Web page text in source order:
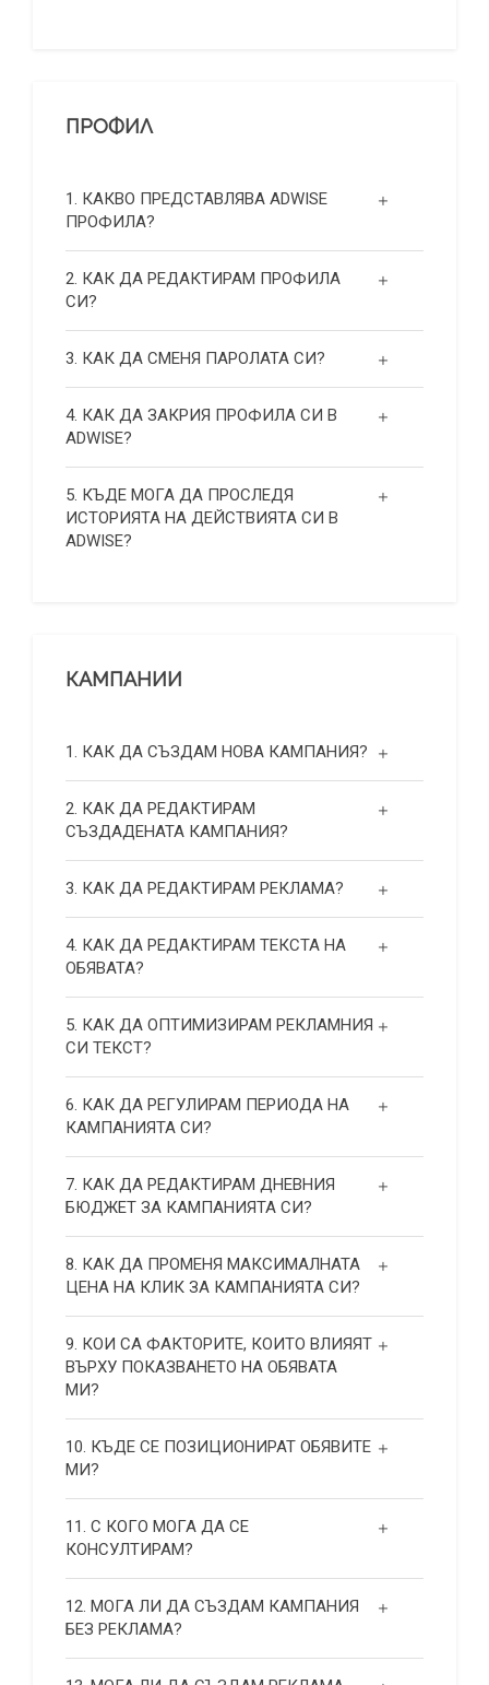
ПРОФИЛ
1. КАКВО ПРЕДСТАВЛЯВА ADWISE
ПРОФИЛА?
2. КАК ДА РЕДАКТИРАМ ПРОФИЛА
СИ?
3. КАК ДА СМЕНЯ ПАРОЛАТА СИ?
4. КАК ДА ЗАКРИЯ ПРОФИЛА СИ В
ADWISE?
5. КЪДЕ МОГА ДА ПРОСЛЕДЯ
ИСТОРИЯТА НА ДЕЙСТВИЯТА СИ В
ADWISE?
КАМПАНИИ
1. КАК ДА СЪЗДАМ НОВА КАМПАНИЯ?
2. КАК ДА РЕДАКТИРАМ
СЪЗДАДЕНАТА КАМПАНИЯ?
3. КАК ДА РЕДАКТИРАМ РЕКЛАМА?
4. КАК ДА РЕДАКТИРАМ ТЕКСТА НА
ОБЯВАТА?
5. КАК ДА ОПТИМИЗИРАМ РЕКЛАМНИЯ
СИ ТЕКСТ?
6. КАК ДА РЕГУЛИРАМ ПЕРИОДА НА
КАМПАНИЯТА СИ?
7. КАК ДА РЕДАКТИРАМ ДНЕВНИЯ
БЮДЖЕТ ЗА КАМПАНИЯТА СИ?
8. КАК ДА ПРОМЕНЯ МАКСИМАЛНАТА
ЦЕНА НА КЛИК ЗА КАМПАНИЯТА СИ?
9. КОИ СА ФАКТОРИТЕ, КОИТО ВЛИЯЯТ
ВЪРХУ ПОКАЗВАНЕТО НА ОБЯВАТА
МИ?
10. КЪДЕ СЕ ПОЗИЦИОНИРАТ ОБЯВИТЕ
МИ?
11. С КОГО МОГА ДА СЕ
КОНСУЛТИРАМ?
12. МОГА ЛИ ДА СЪЗДАМ КАМПАНИЯ
БЕЗ РЕКЛАМА?